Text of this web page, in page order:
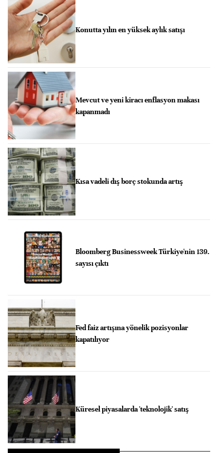
Konutta yılın en yüksek aylık satışı
Mevcut ve yeni kiracı enflasyon makası
kapanmadı
Kısa vadeli dış borç stokunda artış
Bloomberg Businessweek Türkiye'nin 139.
sayısı çıktı
Fed faiz artışına yönelik pozisyonlar
kapatılıyor
Küresel piyasalarda 'teknolojik' satış